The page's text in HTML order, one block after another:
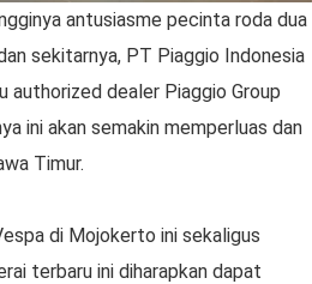
antusiasme pecinta roda dua
sekitarnya, PT Piaggio Indonesia
dealer Piaggio Group
ini akan semakin memperluas dan
Timur.
di Mojokerto ini sekaligus
terbaru ini diharapkan dapat